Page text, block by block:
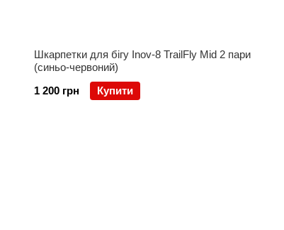
Шкарпетки для бігу Inov-8 TrailFly Mid 2 пари
(синьо-червоний)
1 200 грн
Купити